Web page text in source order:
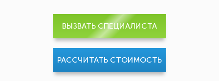
ВЫЗВАТЬ СПЕЦИАЛИСТА
РАССЧИТАТЬ СТОИМОСТЬ